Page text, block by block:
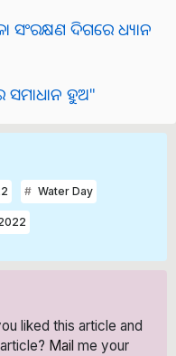
ସଂରକ୍ଷଣ ଦିଗରେ ଧ୍ୟାନ
ସମାଧାନ ହୁଅ"
Water Day
liked this article and
Mail me your